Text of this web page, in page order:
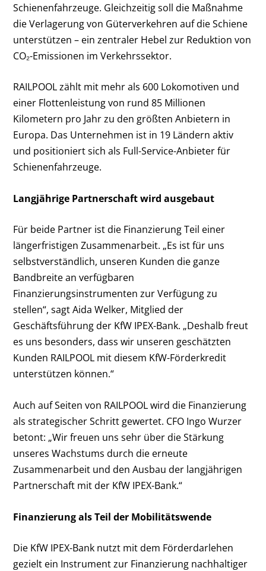
Schienenfahrzeuge. Gleichzeitig soll die Maßnahme
die Verlagerung von Güterverkehren auf die Schiene
unterstützen – ein zentraler Hebel zur Reduktion von
CO₂-Emissionen im Verkehrssektor.
RAILPOOL zählt mit mehr als 600 Lokomotiven und
einer Flottenleistung von rund 85 Millionen
Kilometern pro Jahr zu den größten Anbietern in
Europa. Das Unternehmen ist in 19 Ländern aktiv
und positioniert sich als Full-Service-Anbieter für
Schienenfahrzeuge.
Langjährige Partnerschaft wird ausgebaut
Für beide Partner ist die Finanzierung Teil einer
längerfristigen Zusammenarbeit. „Es ist für uns
selbstverständlich, unseren Kunden die ganze
Bandbreite an verfügbaren
Finanzierungsinstrumenten zur Verfügung zu
stellen“, sagt Aida Welker, Mitglied der
Geschäftsführung der KfW IPEX-Bank. „Deshalb freut
es uns besonders, dass wir unseren geschätzten
Kunden RAILPOOL mit diesem KfW-Förderkredit
unterstützen können.“
Auch auf Seiten von RAILPOOL wird die Finanzierung
als strategischer Schritt gewertet. CFO Ingo Wurzer
betont: „Wir freuen uns sehr über die Stärkung
unseres Wachstums durch die erneute
Zusammenarbeit und den Ausbau der langjährigen
Partnerschaft mit der KfW IPEX-Bank.“
Finanzierung als Teil der Mobilitätswende
Die KfW IPEX-Bank nutzt mit dem Förderdarlehen
gezielt ein Instrument zur Finanzierung nachhaltiger